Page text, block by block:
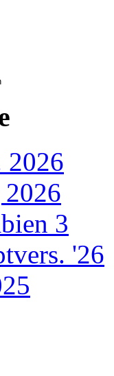
2026
3
'26